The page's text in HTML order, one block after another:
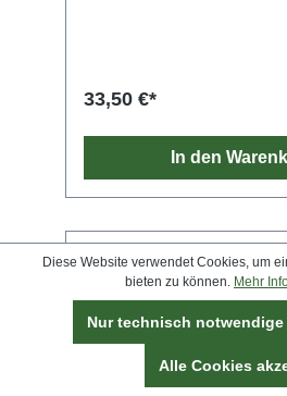
33,50 €*
In den
Diese Website verwendet Cookies, um
bieten zu können. Mehr
Nur technisch notwendige
Alle Cookies